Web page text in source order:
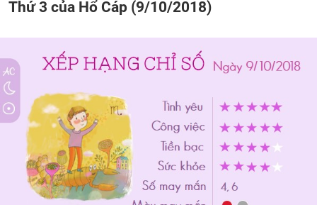
Thứ 3 của Hổ Cáp (9/10/2018)